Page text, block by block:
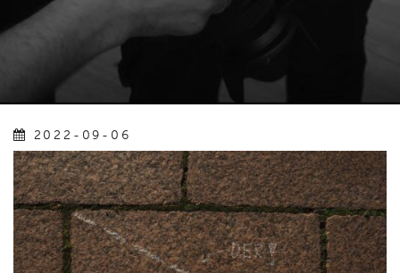
2022-09-06